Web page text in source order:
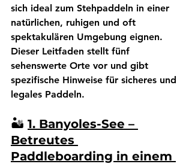
sich ideal zum Stehpaddeln in einer
natürlichen, ruhigen und oft
spektakulären Umgebung eignen.
Dieser Leitfaden stellt fünf
sehenswerte Orte vor und gibt
spezifische Hinweise für sicheres und
legales Paddeln.
🏜️ 1. Banyoles-See –
Betreutes
Paddleboarding in einem